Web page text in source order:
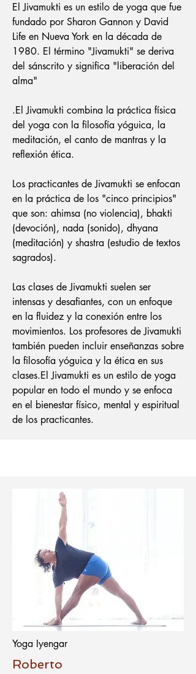
El Jivamukti es un estilo de yoga que fue
fundado por Sharon Gannon y David
Life en Nueva York en la década de
1980. El término "Jivamukti" se deriva
del sánscrito y significa "liberación del
alma"
.El Jivamukti combina la práctica física
del yoga con la filosofía yóguica, la
meditación, el canto de mantras y la
reflexión ética.
Los practicantes de Jivamukti se enfocan
en la práctica de los "cinco principios"
que son: ahimsa (no violencia), bhakti
(devoción), nada (sonido), dhyana
(meditación) y shastra (estudio de textos
sagrados).
Las clases de Jivamukti suelen ser
intensas y desafiantes, con un enfoque
en la fluidez y la conexión entre los
movimientos. Los profesores de Jivamukti
también pueden incluir enseñanzas sobre
la filosofía yóguica y la ética en sus
clases.El Jivamukti es un estilo de yoga
popular en todo el mundo y se enfoca
en el bienestar físico, mental y espiritual
de los practicantes.
Yoga Iyengar
Roberto